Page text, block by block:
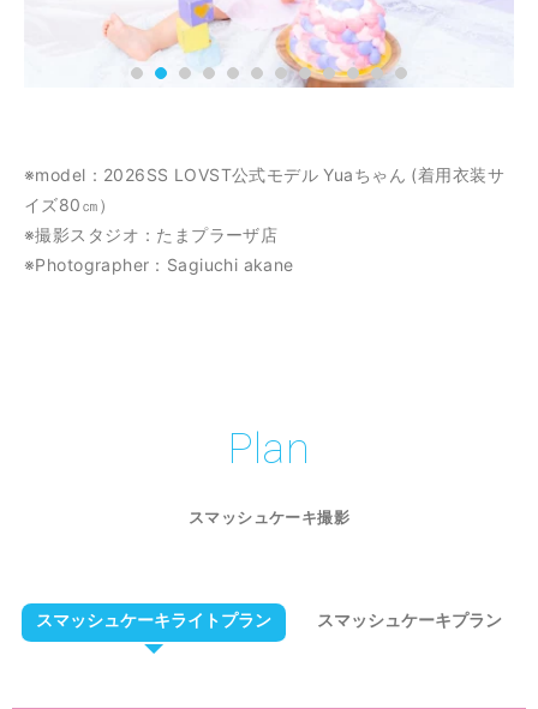
※model：2026SS LOVST公式モデル Yuaちゃん (着用衣装サ
イズ80㎝）
※撮影スタジオ：たまプラーザ店
※Photographer：Sagiuchi akane
Plan
スマッシュケーキ撮影
スマッシュケーキライトプラン スマッシュケーキプラン